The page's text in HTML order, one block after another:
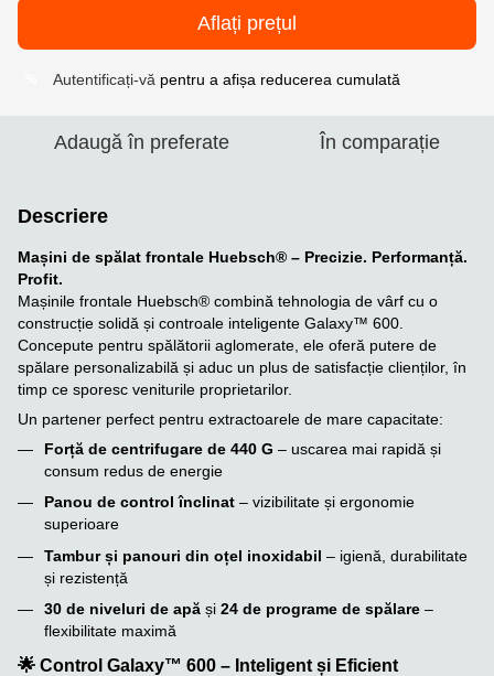
Aflați prețul
Autentificați-vă pentru a afișa reducerea cumulată
Adaugă în preferate În comparație
Descriere
Mașini de spălat frontale Huebsch® – Precizie. Performanță.
Profit.
Mașinile frontale Huebsch® combină tehnologia de vârf cu o
construcție solidă și controale inteligente Galaxy™ 600.
Concepute pentru spălătorii aglomerate, ele oferă putere de
spălare personalizabilă și aduc un plus de satisfacție clienților, în
timp ce sporesc veniturile proprietarilor.
Un partener perfect pentru extractoarele de mare capacitate:
Forță de centrifugare de 440 G – uscarea mai rapidă și
consum redus de energie
Panou de control înclinat – vizibilitate și ergonomie
superioare
Tambur și panouri din oțel inoxidabil – igienă, durabilitate
și rezistență
30 de niveluri de apă și 24 de programe de spălare –
flexibilitate maximă
🌟 Control Galaxy™ 600 – Inteligent și Eficient